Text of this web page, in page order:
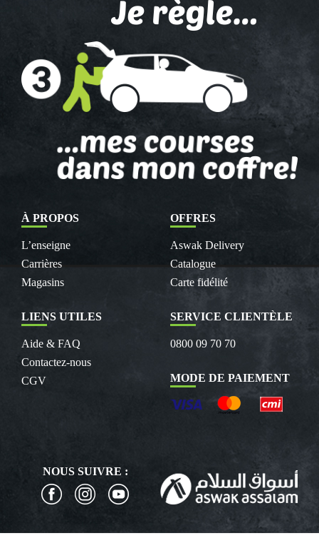
À PROPOS
L’enseigne
Carrières
Magasins
OFFRES
Aswak Delivery
Catalogue
Carte fidélité
LIENS UTILES
Aide & FAQ
Contactez-nous
CGV
SERVICE CLIENTÈLE
0800 09 70 70
MODE DE PAIEMENT
NOUS SUIVRE :